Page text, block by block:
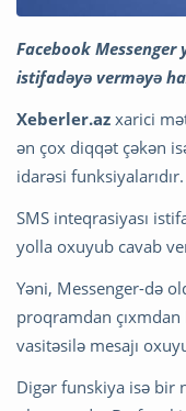
Facebook Messenger
istifadəyə verməyə
Xeberler.az xarici
ən çox diqqət çəkən
idarəsi funksiyalarıdır.
SMS inteqrasiyası
yolla oxuyub cavab
Yəni, Messenger-də
proqramdan çıxmdan
vasitəsilə mesajı
Digər funskiya isə bir